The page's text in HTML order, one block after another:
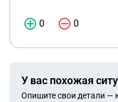
0 0
У вас похожая
Опишите свои детали —